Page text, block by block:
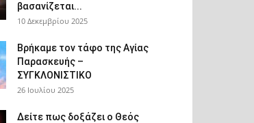
βασανίζεται...
10 Δεκεμβρίου 2025
Βρήκαμε τον τάφο της Αγίας
Παρασκευής –
ΣΥΓΚΛΟΝΙΣΤΙΚΟ
26 Ιουλίου 2025
Δείτε πως δοξάζει ο Θεός